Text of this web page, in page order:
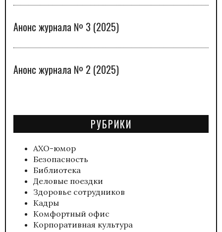
Анонс журнала № 3 (2025)
Анонс журнала № 2 (2025)
РУБРИКИ
АХО-юмор
Безопасность
Библиотека
Деловые поездки
Здоровье сотрудников
Кадры
Комфортный офис
Корпоративная культура